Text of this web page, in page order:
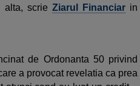
alta, scrie Ziarul Financiarin
de Ordonanta 50 privind
a provocat revelatia ca prea